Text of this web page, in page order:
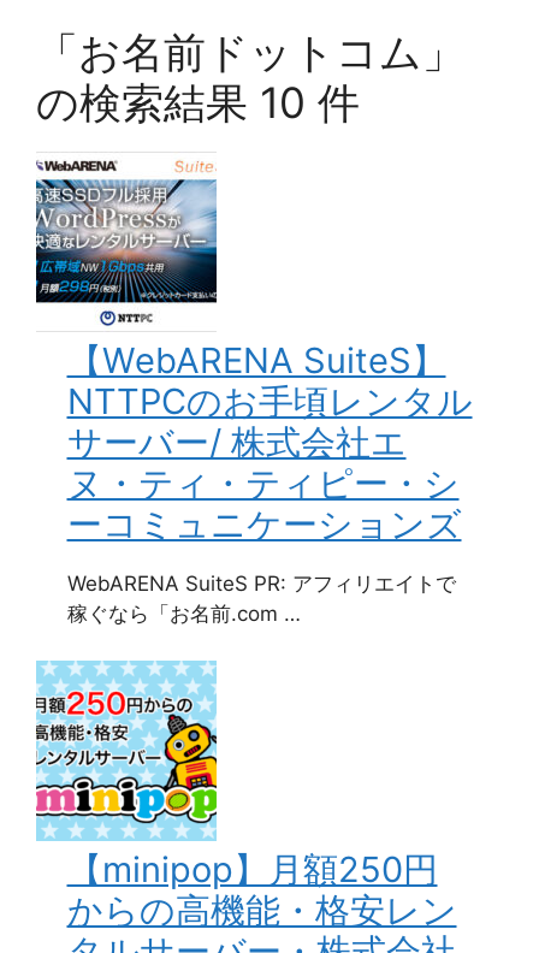
「お名前ドットコム」
の検索結果 10 件
【WebARENA SuiteS】
NTTPCのお手頃レンタル
サーバー/ 株式会社エ
ヌ・ティ・ティピー・シ
ーコミュニケーションズ
WebARENA SuiteS PR: アフィリエイトで
稼ぐなら「お名前.com …
【minipop】月額250円
からの高機能・格安レン